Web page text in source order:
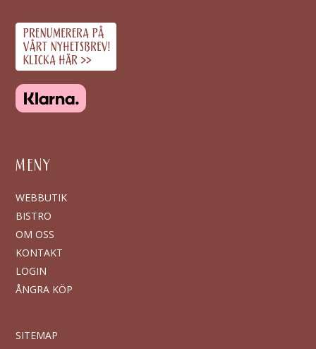
MENY
WEBBUTIK
BISTRO
OM OSS
KONTAKT
LOGIN
ÅNGRA KÖP
SITEMAP